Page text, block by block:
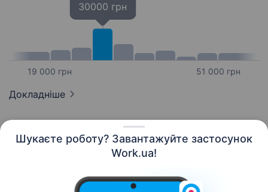
Шукаєте роботу? Завантажуйте застосунок
Work.ua!
19 000 грн
30000 грн
51 000 грн
Докладніше